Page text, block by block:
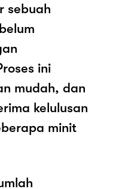
sebuah
ini
mudah, dan
kelulusan
minit